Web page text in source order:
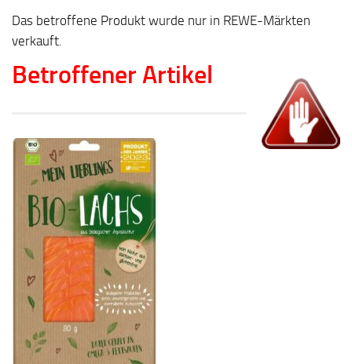
Das betroffene Produkt wurde nur in REWE-Märkten
verkauft.
Betroffener Artikel